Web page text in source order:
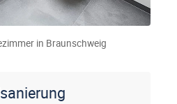
in Braunschweig